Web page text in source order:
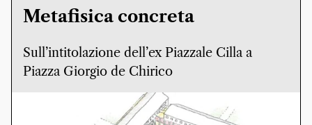
Metafisica concreta
Sull’intitolazione dell’ex Piazzale Cilla a
Piazza Giorgio de Chirico